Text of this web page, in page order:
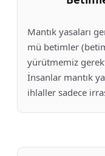
Mantık yasaları
mü betimler
yürütmemiz
İnsanlar mantık
ihlaller sadece